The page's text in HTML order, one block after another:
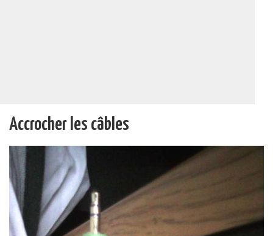
Accrocher les câbles